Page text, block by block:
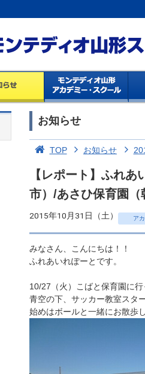
お知らせ
TOP お知らせ
【レポート】ふれ
市）/あさひ保育園
2015年10月31日（土） ア
みなさん、こんにちは！！
ふれあいれぽーとです。
10/27（火）こばと保育園に
青空の下、サッカー教室スタ
始めはボールと一緒にお散歩